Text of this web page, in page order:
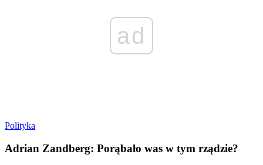
ad
Polityka
Adrian Zandberg: Porąbało was w tym rządzie?